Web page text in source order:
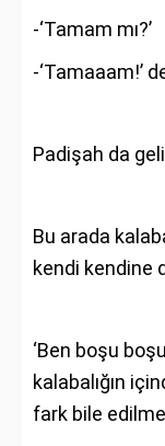
-‘Tamam mı?’
-‘Tamaaam!’
Padişah da
Bu arada
kendi kendine
‘Ben boşu
kalabalığın
fark bile